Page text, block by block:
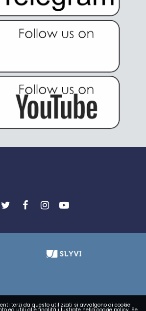
terzi da questo utilizzati si avvalgono di cookie